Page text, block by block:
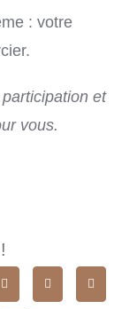
: votre
et
vous.